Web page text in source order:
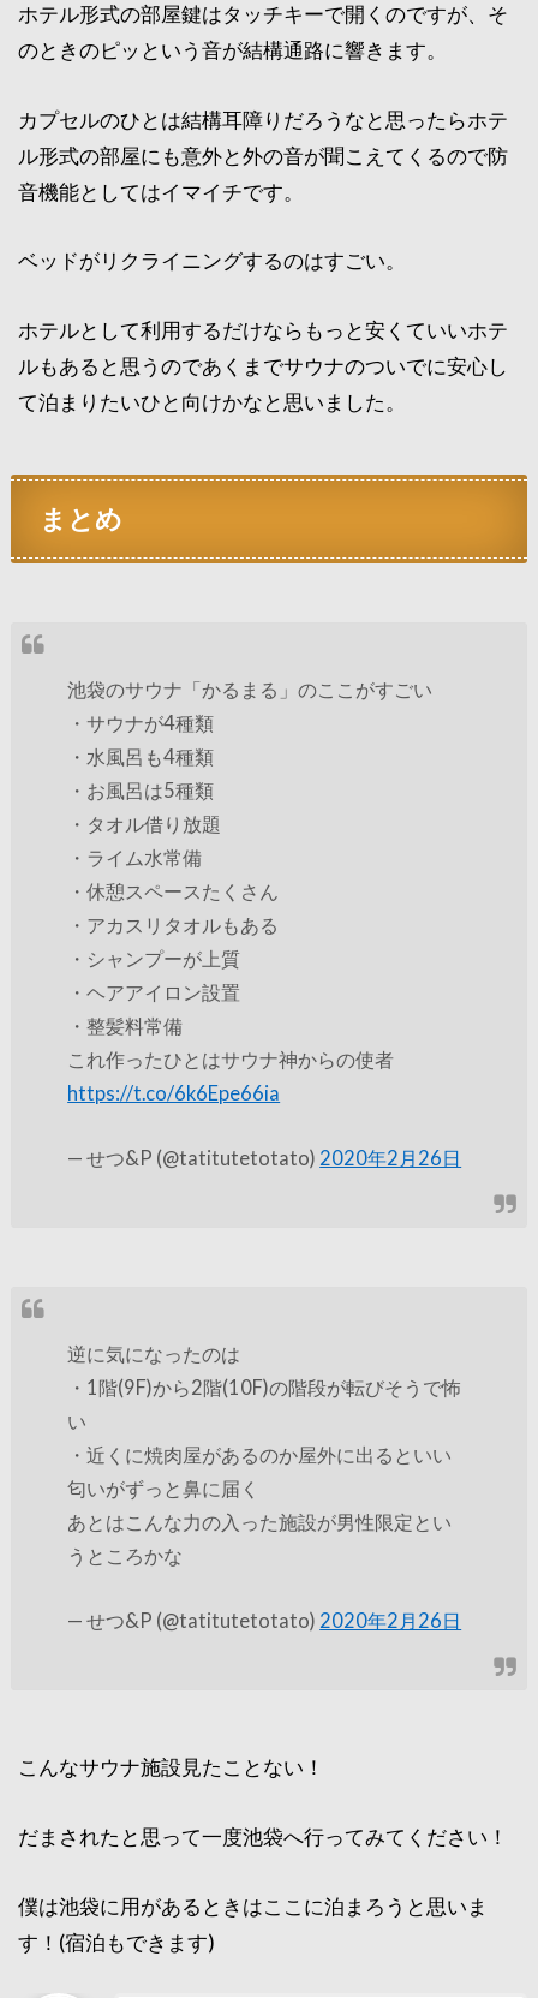
ホテル形式の部屋鍵はタッチキーで開くのですが、そ
のときのピッという音が結構通路に響きます。
カプセルのひとは結構耳障りだろうなと思ったらホテ
ル形式の部屋にも意外と外の音が聞こえてくるので防
音機能としてはイマイチです。
ベッドがリクライニングするのはすごい。
ホテルとして利用するだけならもっと安くていいホテ
ルもあると思うのであくまでサウナのついでに安心し
て泊まりたいひと向けかなと思いました。
まとめ
池袋のサウナ「かるまる」のここがすごい
・サウナが4種類
・水風呂も4種類
・お風呂は5種類
・タオル借り放題
・ライム水常備
・休憩スペースたくさん
・アカスリタオルもある
・シャンプーが上質
・ヘアアイロン設置
・整髪料常備
これ作ったひとはサウナ神からの使者
https://t.co/6k6Epe66ia
— せつ&P (@tatitutetotato) 2020年2月26日
逆に気になったのは
・1階(9F)から2階(10F)の階段が転びそうで怖
い
・近くに焼肉屋があるのか屋外に出るといい
匂いがずっと鼻に届く
あとはこんな力の入った施設が男性限定とい
うところかな
— せつ&P (@tatitutetotato) 2020年2月26日
こんなサウナ施設見たことない！
だまされたと思って一度池袋へ行ってみてください！
僕は池袋に用があるときはここに泊まろうと思いま
す！(宿泊もできます)